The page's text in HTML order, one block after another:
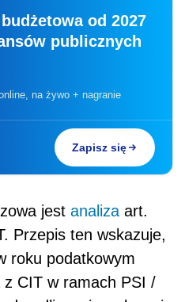
od 2027
publicznych
na żywo + nagranie
Zapisz się
jest analizaart.
Przepis ten wskazuje,
roku podatkowym
z CIT w ramach PSI /